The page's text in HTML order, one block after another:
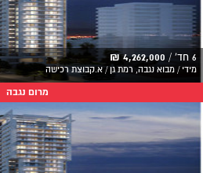
6 חד' / 4,262,000 ₪
מידי / מבוא נגבה, רמת גן / א.קבוצת רכישה
מרום נגבה